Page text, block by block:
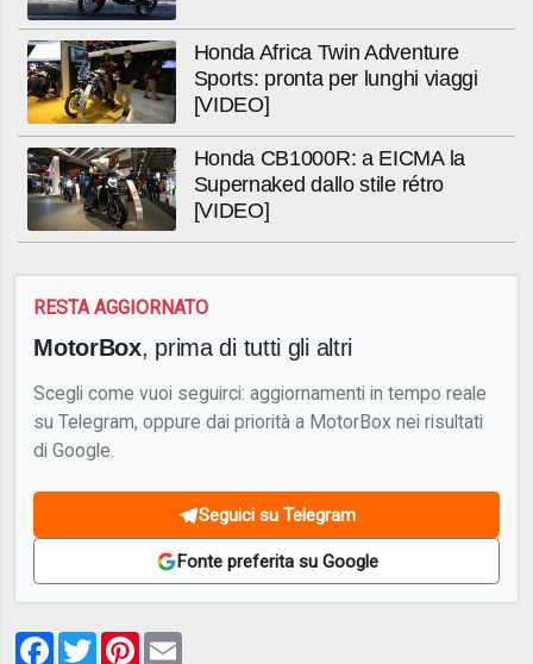
Honda Africa Twin Adventure
Sports: pronta per lunghi viaggi
[VIDEO]
Honda CB1000R: a EICMA la
Supernaked dallo stile rétro
[VIDEO]
RESTA AGGIORNATO
MotorBox, prima di tutti gli altri
Scegli come vuoi seguirci: aggiornamenti in tempo reale
su Telegram, oppure dai priorità a MotorBox nei risultati
di Google.
Seguici su Telegram
Fonte preferita su Google
Facebook
TwitterPinterest